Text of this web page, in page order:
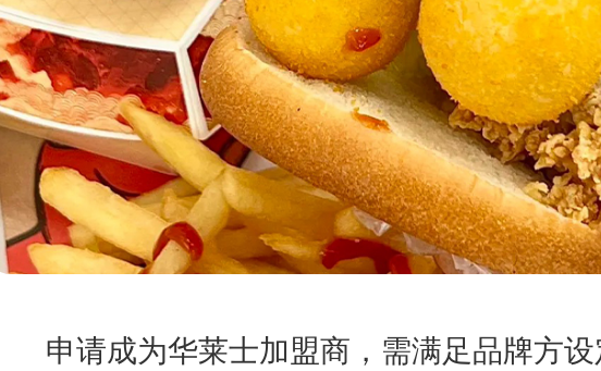
申请成为华莱士加盟商，需满足品牌方设